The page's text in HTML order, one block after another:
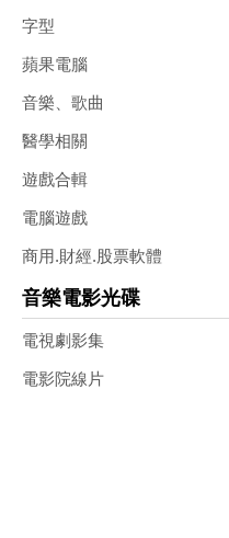
字型
蘋果電腦
音樂、歌曲
醫學相關
遊戲合輯
電腦遊戲
商用.財經.股票軟體
音樂電影光碟
電視劇影集
電影院線片